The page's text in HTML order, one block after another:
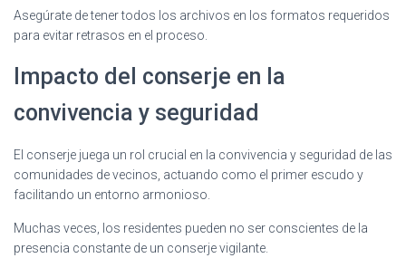
Asegúrate de tener todos los archivos en los formatos requeridos
para evitar retrasos en el proceso.
Impacto del conserje en la
convivencia y seguridad
El conserje juega un rol crucial en la convivencia y seguridad de las
comunidades de vecinos, actuando como el primer escudo y
facilitando un entorno armonioso.
Muchas veces, los residentes pueden no ser conscientes de la
presencia constante de un conserje vigilante.